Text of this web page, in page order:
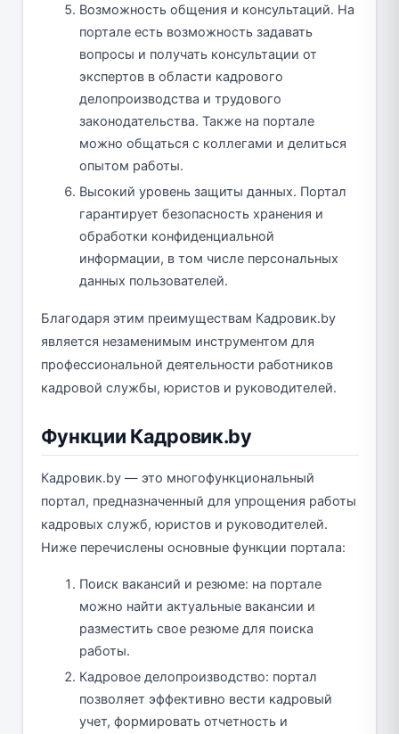
Возможность общения и консультаций. На
портале есть возможность задавать
вопросы и получать консультации от
экспертов в области кадрового
делопроизводства и трудового
законодательства. Также на портале
можно общаться с коллегами и делиться
опытом работы.
Высокий уровень защиты данных. Портал
гарантирует безопасность хранения и
обработки конфиденциальной
информации, в том числе персональных
данных пользователей.
Благодаря этим преимуществам Кадровик.by
является незаменимым инструментом для
профессиональной деятельности работников
кадровой службы, юристов и руководителей.
Функции Кадровик.by
Кадровик.by — это многофункциональный
портал, предназначенный для упрощения работы
кадровых служб, юристов и руководителей.
Ниже перечислены основные функции портала:
Поиск вакансий и резюме: на портале
можно найти актуальные вакансии и
разместить свое резюме для поиска
работы.
Кадровое делопроизводство: портал
позволяет эффективно вести кадровый
учет, формировать отчетность и